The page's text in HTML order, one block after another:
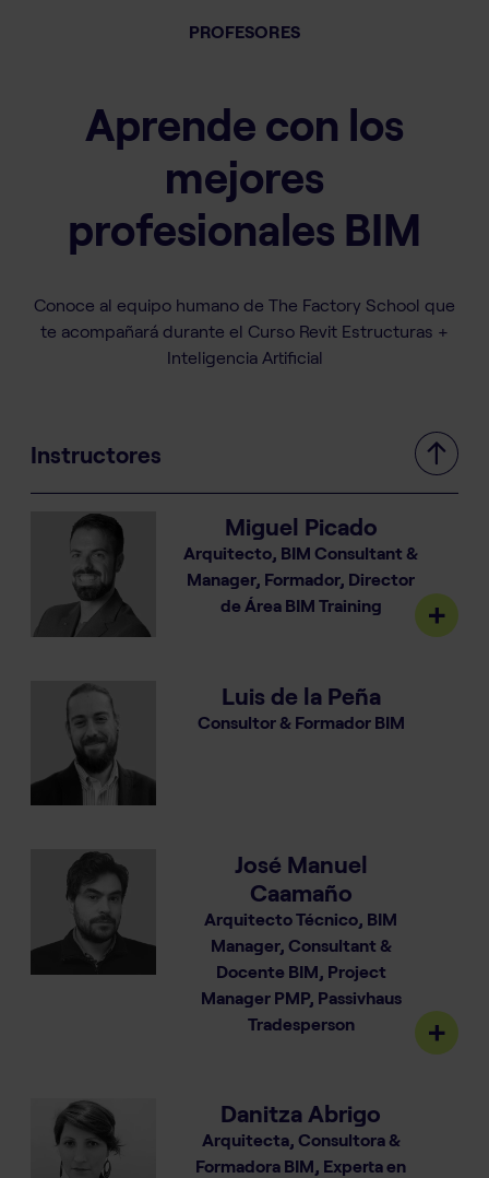
PROFESORES
Aprende con los
mejores
profesionales BIM
Conoce al equipo humano de The Factory School que
te acompañará durante el Curso Revit Estructuras +
Inteligencia Artificial
Instructores
Miguel Picado
Arquitecto, BIM Consultant &
Manager, Formador, Director
de Área BIM Training
Luis de la Peña
Consultor & Formador BIM
José Manuel
Caamaño
Arquitecto Técnico, BIM
Manager, Consultant &
Docente BIM, Project
Manager PMP, Passivhaus
Tradesperson
Danitza Abrigo
Arquitecta, Consultora &
Formadora BIM, Experta en